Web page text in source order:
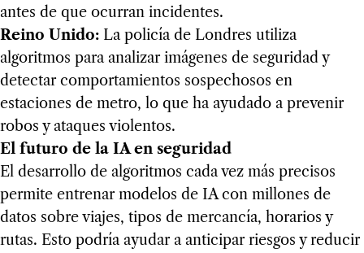
antes de que ocurran incidentes.
Reino Unido: La policía de Londres utiliza
algoritmos para analizar imágenes de seguridad y
detectar comportamientos sospechosos en
estaciones de metro, lo que ha ayudado a prevenir
robos y ataques violentos.
El futuro de la IA en seguridad
El desarrollo de algoritmos cada vez más precisos
permite entrenar modelos de IA con millones de
datos sobre viajes, tipos de mercancía, horarios y
rutas. Esto podría ayudar a anticipar riesgos y reducir